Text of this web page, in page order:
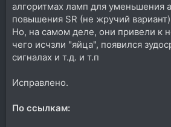
алгоритмах ламп для уменьшения
повышения SR (не жручий вариант)
Но, на самом деле, они привели к
чего исчзли "яйца", появился
сигналах и т.д. и т.п
Исправлено.
По ссылкам: